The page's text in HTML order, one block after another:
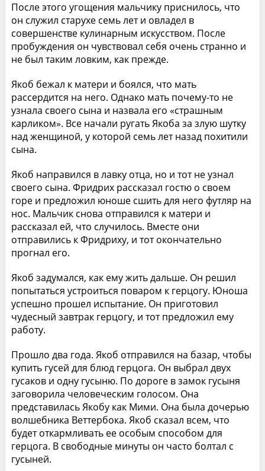
После этого угощения мальчику приснилось, что
он служил старухе семь лет и овладел в
совершенстве кулинарным искусством. После
пробуждения он чувствовал себя очень странно и
не был таким ловким, как прежде.
Якоб бежал к матери и боялся, что мать
рассердится на него. Однако мать почему-то не
узнала своего сына и назвала его «страшным
карликом». Все начали ругать Якоба за злую шутку
над женщиной, у которой семь лет назад похитили
сына.
Якоб направился в лавку отца, но и тот не узнал
своего сына. Фридрих рассказал гостю о своем
горе и предложил юноше сшить для него футляр на
нос. Мальчик снова отправился к матери и
рассказал ей, что случилось. Вместе они
отправились к Фридриху, и тот окончательно
прогнал его.
Якоб задумался, как ему жить дальше. Он решил
попытаться устроиться поваром к герцогу. Юноша
успешно прошел испытание. Он приготовил
чудесный завтрак герцогу, и тот предложил ему
работу.
Прошло два года. Якоб отправился на базар, чтобы
купить гусей для блюд герцога. Он выбрал двух
гусаков и одну гусыню. По дороге в замок гусыня
заговорила человеческим голосом. Она
представилась Якобу как Мими. Она была дочерью
волшебника Веттербока. Якоб сказал всем, что
будет откармливать ее особым способом для
герцога. В свободные минуты он часто болтал с
гусыней.